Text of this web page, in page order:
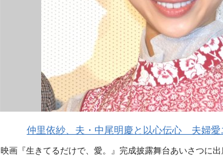
仲里依紗、夫・中尾明慶と以心伝心 夫婦愛
映画『生きてるだけで、愛。』完成披露舞台あいさつに